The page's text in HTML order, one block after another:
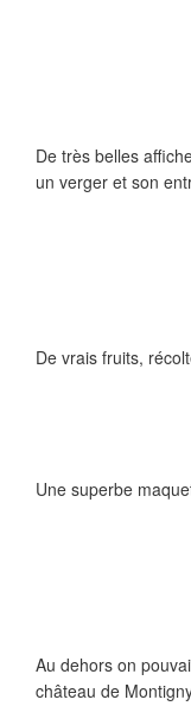
De très belles
un verger et son
De vrais fruits,
Une superbe
Au dehors on
château de